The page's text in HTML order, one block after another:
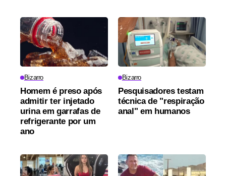
Bizarro
Homem é preso após
admitir ter injetado
urina em garrafas de
refrigerante por um
ano
Bizarro
Pesquisadores testam
técnica de "respiração
anal" em humanos